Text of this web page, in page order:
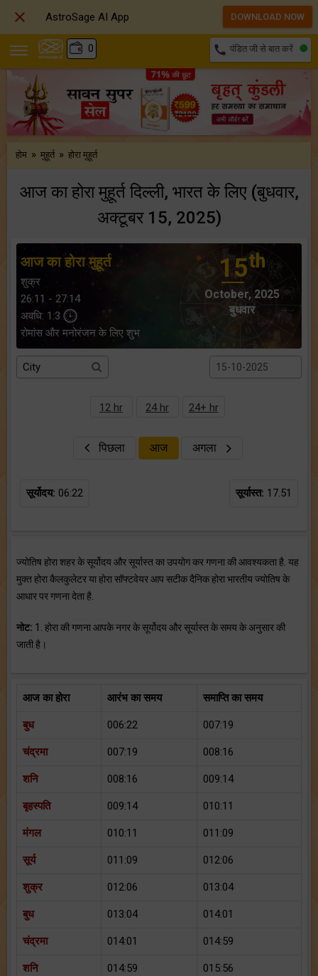
0 call पंडित जी से बात करें
होम » मुहूर्त » होरा मुहूर्त
आज का होरा मुहूर्त दिल्ली, भारत के लिए (बुधवार,
अक्टूबर 15, 2025)
आज का होरा मुहूर्त
शुक्र
26:11 - 27:14
अवधि: 1:3
रोमांस और मनोरंजन के लिए शुभ
15th
October, 2025
बुधवार
12 hr 24 hr 24+ hr
पिछला आज अगला
सूर्योदय: 06:22 सूर्यास्त: 17.51
ज्योतिष होरा शहर के सूर्योदय और सूर्यास्त का उपयोग कर गणना की आवश्यकता है. यह
मुक्त होरा कैलकुलेटर या होरा सॉफ्टवेयर आप सटीक दैनिक होरा भारतीय ज्योतिष के
आधार पर गणना देता है.
नोट: 1. होरा की गणना आपके नगर के सूर्योदय और सूर्यास्त के समय के अनुसार की
जाती है।
आज का होरा आरंभ का समय समाप्ति का समय
बुध 006:22 007:19
चंद्रमा 007:19 008:16
शनि 008:16 009:14
बृहस्पति 009:14 010:11
मंगल 010:11 011:09
सूर्य 011:09 012:06
शुक्र 012:06 013:04
बुध 013:04 014:01
चंद्रमा 014:01 014:59
शनि 014:59 015:56
 AstroSage AI App DOWNLOAD NOW